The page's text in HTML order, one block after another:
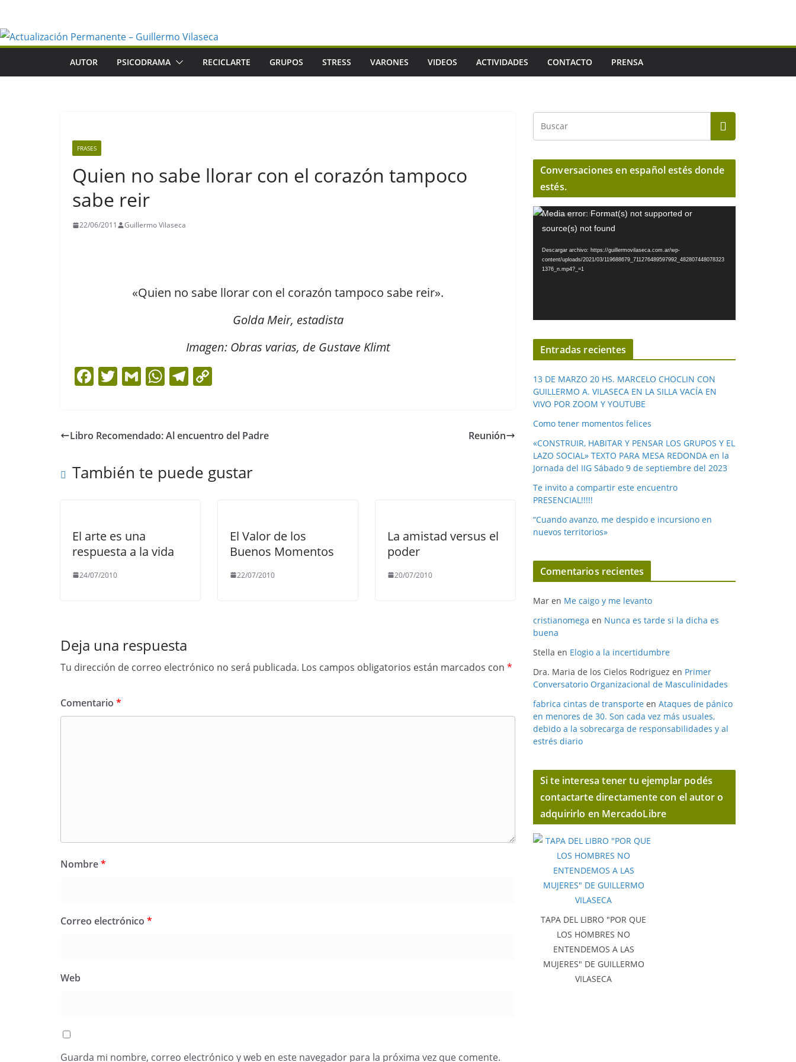
contenido
AUTOR PSICODRAMA RECICLARTE GRUPOS STRESS VARONES VIDEOS ACTIVIDADES CONTACTO PRENSA
FRASES
Quien no sabe llorar con el corazón tampoco
sabe reir
22/06/2011 Guillermo Vilaseca
«Quien no sabe llorar con el corazón tampoco sabe reir».
Golda Meir, estadista
Imagen: Obras varias, de Gustave Klimt
F
a
e
o
T
w
er
G
m
l
W
h
s
p
T
el
gr
m
y
n
k
Libro Recomendado: Al encuentro del Padre Reunión
También te puede gustar
El arte es una
respuesta a la vida
24/07/2010
El Valor de los
Buenos Momentos
22/07/2010
La amistad versus el
poder
20/07/2010
Deja una respuesta
Tu dirección de correo electrónico no será publicada. Los campos obligatorios están marcados con *
Comentario *
Nombre*
Correo electrónico *
Web
Guarda mi nombre, correo electrónico y web en este navegador para la próxima vez que comente.
Conversaciones en español estés donde
estés.
R
r
d
e
v
í
e
o
Media error: Format(s) not supported or
source(s) not found
Descargar archivo: https://guillermovilaseca.com.ar/wp-
content/uploads/2021/03/119688679_711276489597992_482807448078323
1376_n.mp4?_=1
Entradas recientes
13 DE MARZO 20 HS. MARCELO CHOCLIN CON
GUILLERMO A. VILASECA EN LA SILLA VACÍA EN
VIVO POR ZOOM Y YOUTUBE
Como tener momentos felices
«CONSTRUIR, HABITAR Y PENSAR LOS GRUPOS Y EL
LAZO SOCIAL» TEXTO PARA MESA REDONDA en la
Jornada del IIG Sábado 9 de septiembre del 2023
Te invito a compartir este encuentro
PRESENCIAL!!!!!
“Cuando avanzo, me despido e incursiono en
nuevos territorios»
Comentarios recientes
Mar en Me caigo y me levanto
cristianomega en Nunca es tarde si la dicha es
buena
Stella en Elogio a la incertidumbre
Dra. Maria de los Cielos Rodriguez en Primer
Conversatorio Organizacional de Masculinidades
fabrica cintas de transporte en Ataques de pánico
en menores de 30. Son cada vez más usuales,
debido a la sobrecarga de responsabilidades y al
estrés diario
Si te interesa tener tu ejemplar podés
contactarte directamente con el autor o
adquirirlo en MercadoLibre
TAPA DEL LIBRO "POR QUE
LOS HOMBRES NO
ENTENDEMOS A LAS
MUJERES" DE GUILLERMO
VILASECA